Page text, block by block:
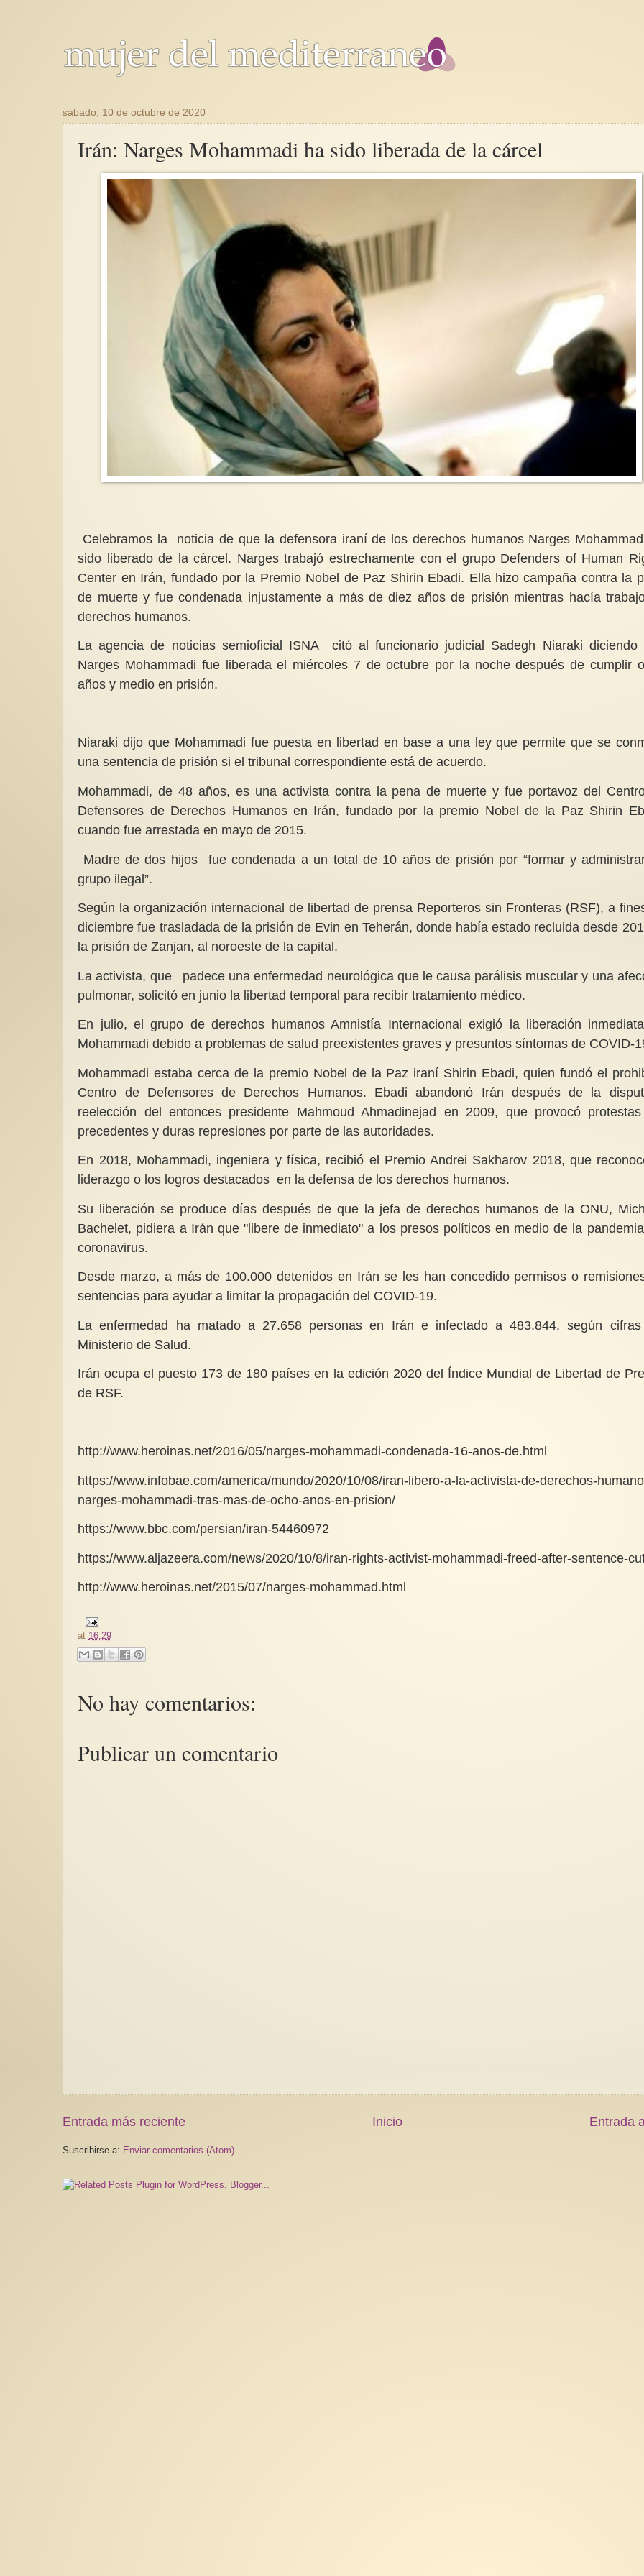
sábado, 10 de octubre de 2020
Irán: Narges Mohammadi ha sido liberada de la cárcel
Celebramos la noticia de que la defensora iraní de los derechos humanos Narges
sido liberado de la cárcel. Narges trabajó estrechamente con el grupo Defenders of Human
Center en Irán, fundado por la Premio Nobel de Paz Shirin Ebadi. Ella hizo campaña contra la
de muerte y fue condenada injustamente a más de diez años de prisión mientras hacía
derechos humanos.
La agencia de noticias semioficial ISNA citó al funcionario judicial Sadegh Niaraki diciendo
Narges Mohammadi fue liberada el miércoles 7 de octubre por la noche después de cumplir
años y medio en prisión.
Niaraki dijo que Mohammadi fue puesta en libertad en base a una ley que permite que se
una sentencia de prisión si el tribunal correspondiente está de acuerdo.
Mohammadi, de 48 años, es una activista contra la pena de muerte y fue portavoz del
Defensores de Derechos Humanos en Irán, fundado por la premio Nobel de la Paz Shirin
cuando fue arrestada en mayo de 2015.
Madre de dos hijos fue condenada a un total de 10 años de prisión por “formar y
grupo ilegal”.
Según la organización internacional de libertad de prensa Reporteros sin Fronteras (RSF), a
diciembre fue trasladada de la prisión de Evin en Teherán, donde había estado recluida desde
la prisión de Zanjan, al noroeste de la capital.
La activista, que padece una enfermedad neurológica que le causa parálisis muscular y una
pulmonar, solicitó en junio la libertad temporal para recibir tratamiento médico.
En julio, el grupo de derechos humanos Amnistía Internacional exigió la liberación
Mohammadi debido a problemas de salud preexistentes graves y presuntos síntomas de COVID-
Mohammadi estaba cerca de la premio Nobel de la Paz iraní Shirin Ebadi, quien fundó el
Centro de Defensores de Derechos Humanos. Ebadi abandonó Irán después de la
reelección del entonces presidente Mahmoud Ahmadinejad en 2009, que provocó
precedentes y duras represiones por parte de las autoridades.
En 2018, Mohammadi, ingeniera y física, recibió el Premio Andrei Sakharov 2018, que
liderazgo o los logros destacados en la defensa de los derechos humanos.
Su liberación se produce días después de que la jefa de derechos humanos de la ONU,
Bachelet, pidiera a Irán que "libere de inmediato" a los presos políticos en medio de la
coronavirus.
Desde marzo, a más de 100.000 detenidos en Irán se les han concedido permisos o
sentencias para ayudar a limitar la propagación del COVID-19.
La enfermedad ha matado a 27.658 personas en Irán e infectado a 483.844, según
Ministerio de Salud.
Irán ocupa el puesto 173 de 180 países en la edición 2020 del Índice Mundial de Libertad de
de RSF.
http://www.heroinas.net/2016/05/narges-mohammadi-condenada-16-anos-de.html
https://www.infobae.com/america/mundo/2020/10/08/iran-libero-a-la-activista-de-derechos-
narges-mohammadi-tras-mas-de-ocho-anos-en-prision/
https://www.bbc.com/persian/iran-54460972
https://www.aljazeera.com/news/2020/10/8/iran-rights-activist-mohammadi-freed-after-sentence-
http://www.heroinas.net/2015/07/narges-mohammad.html
at 16:29
No hay comentarios:
Publicar un comentario
Entrada más reciente Entrada
Inicio
Suscribirse a: Enviar comentarios (Atom)
Sobre los aportes de Galilea
Libertad Fausto
La obra de Galilea Libertad
contexto de Mujer del
Cuidado con los
hormonales
Los disruptores
químicas como